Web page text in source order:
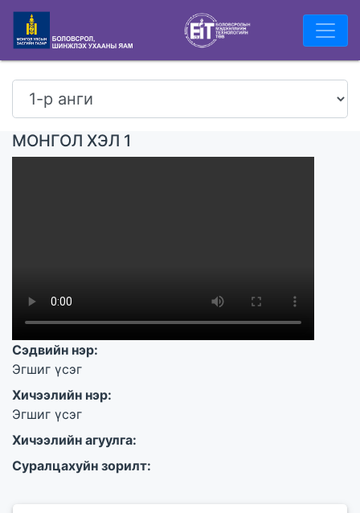
МОНГОЛ ХЭЛ 1
Сэдвийн нэр:
Эгшиг үсэг
Хичээлийн нэр:
Эгшиг үсэг
Хичээлийн агуулга:
Суралцахуйн зорилт: